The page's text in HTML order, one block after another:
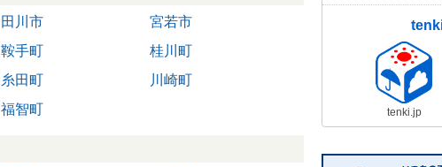
田川市
宮若市
鞍手町
桂川町
糸田町
川崎町
福智町 tenki.jp